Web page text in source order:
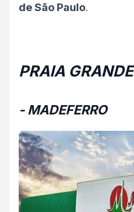
de São Paulo.
PRAIA GRANDE
- MADEFERRO